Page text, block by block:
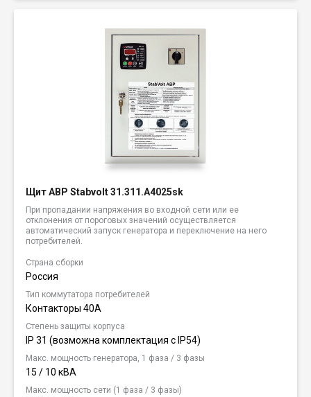
Щит АВР Stabvolt 31.311.A4025sk
При пропадании напряжения во входной сети или ее
отклонения от пороговых значений осуществляется
автоматический запуск генератора и переключение на него
потребителей.
Страна сборки
Россия
Тип коммутатора потребителей
Контакторы 40А
Степень защиты корпуса
IP 31 (возможна комплектация c IP54)
Макс. мощность генератора, 1 фаза / 3 фазы
15 / 10 кВА
Макс. мощность сети (1 фаза / 3 фазы)